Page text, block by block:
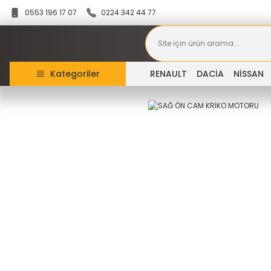
0553 196 17 07 0224 342 44 77
Kategoriler RENAULT DACİA NİSSAN